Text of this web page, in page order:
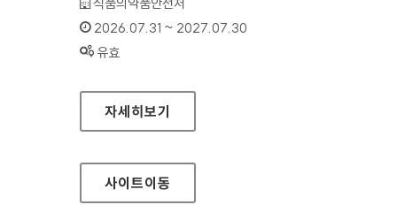
인증기간 :
2026.07.31 ~ 2027.07.30
상태 :
유효
식품안전나라
자세히보기
사이트이동